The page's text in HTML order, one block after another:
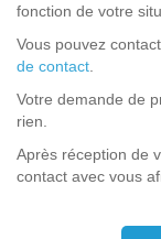
fonction de votre
Vous pouvez
de contact.
Votre demande de
rien.
Après réception de
contact avec vous